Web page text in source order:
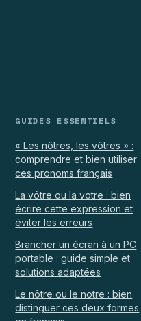
GUIDES ESSENTIELS
« Les nôtres, les vôtres » :
comprendre et bien utiliser
ces pronoms français
La vôtre ou la votre : bien
écrire cette expression et
éviter les erreurs
Brancher un écran à un PC
portable : guide simple et
solutions adaptées
Le nôtre ou le notre : bien
distinguer ces deux formes